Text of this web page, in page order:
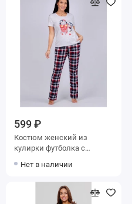
599 ₽
Костюм женский из
кулирки футболка с
Нет в наличии